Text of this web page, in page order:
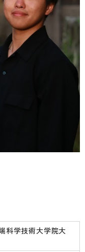
科学技術大学院大